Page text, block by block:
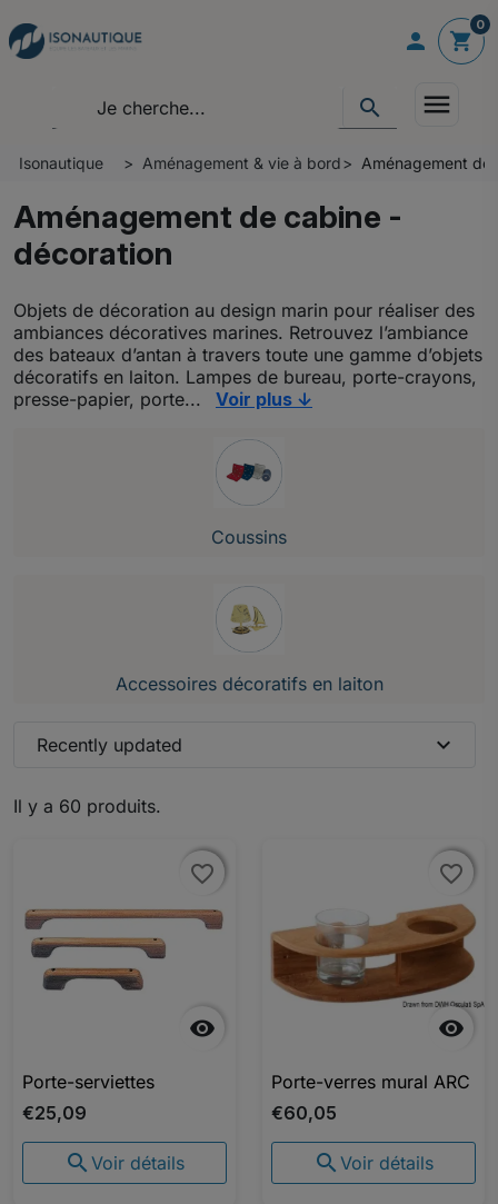
 shopping_cart
0
search menu
Isonautique Aménagement & vie à bord Aménagement
Aménagement de cabine -
décoration
Objets de décoration au design marin pour réaliser des
ambiances décoratives marines. Retrouvez l’ambiance
des bateaux d’antan à travers toute une gamme d’objets
décoratifs en laiton. Lampes de bureau, porte-crayons,
presse-papier, porte...
Voir plus ↓
Coussins
Accessoires décoratifs en laiton
Il y a 60 produits.
Recently updated expand_more

favorite_border
favorite_border
Porte-serviettes
€25,09
 Voir détails

favorite_border
favorite_border
Porte-verres mural ARC
€60,05
 Voir détails